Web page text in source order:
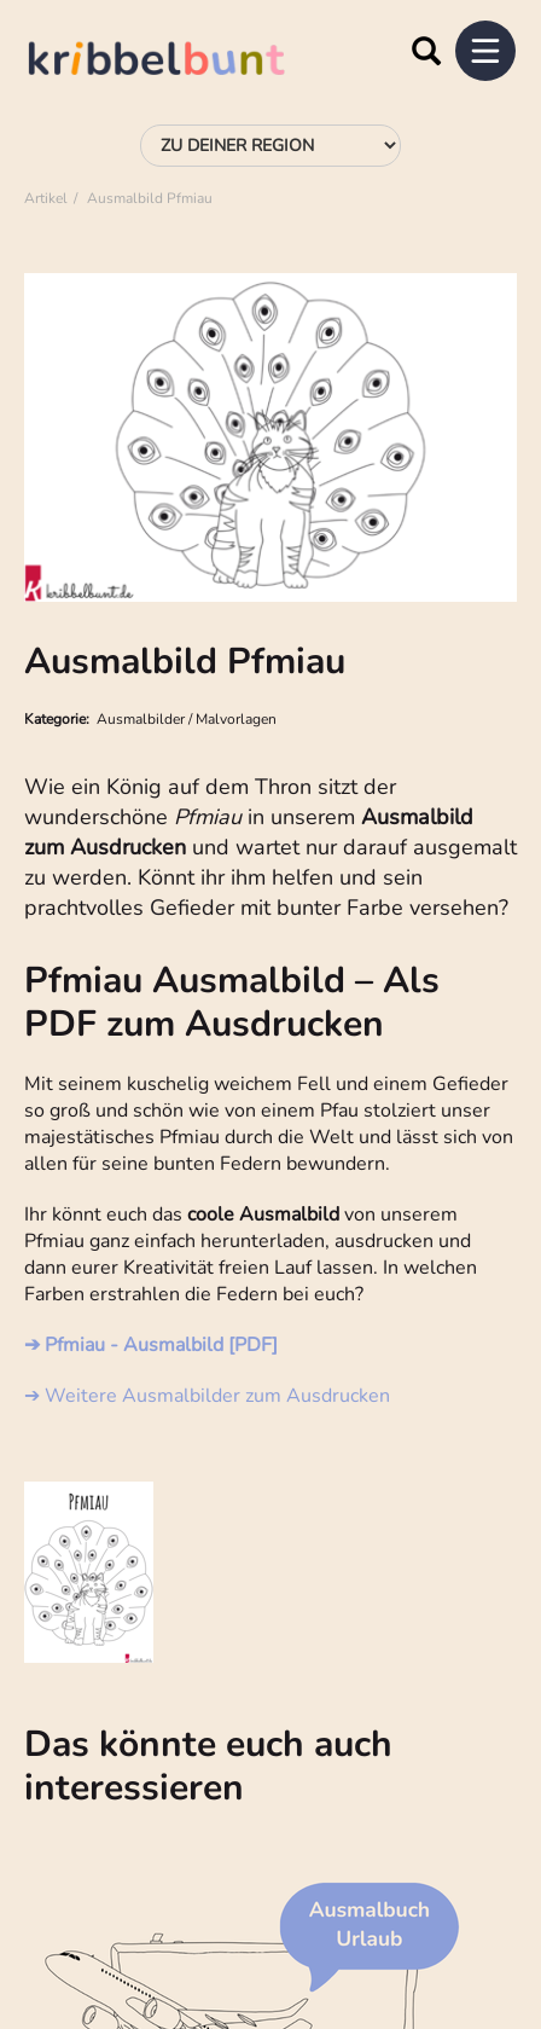
Artikel Ausmalbild Pfmiau
Ausmalbild Pfmiau
Kategorie: Ausmalbilder / Malvorlagen
Wie ein König auf dem Thron sitzt der
wunderschöne Pfmiauin unserem Ausmalbild
zum Ausdrucken und wartet nur darauf ausgemalt
zu werden. Könnt ihr ihm helfen und sein
prachtvolles Gefieder mit bunter Farbe versehen?
Pfmiau Ausmalbild – Als
PDF zum Ausdrucken
Mit seinem kuschelig weichem Fell und einem Gefieder
so groß und schön wie von einem Pfau stolziert unser
majestätisches Pfmiau durch die Welt und lässt sich von
allen für seine bunten Federn bewundern.
Ihr könnt euch das coole Ausmalbildvon unserem
Pfmiau ganz einfach herunterladen, ausdrucken und
dann eurer Kreativität freien Lauf lassen. In welchen
Farben erstrahlen die Federn bei euch?
➔ Pfmiau - Ausmalbild [PDF]
➔ Weitere Ausmalbilder zum Ausdrucken
Das könnte euch auch
interessieren